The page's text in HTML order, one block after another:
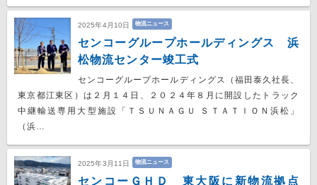
2025年4月10日 物流ニュース
センコーグループホールディングス 浜
松物流センター竣工式
センコーグループホールディングス（福田泰久社長、
東京都江東区）は２月１４日、２０２４年８月に開設したトラック
中継輸送専用大型施設「ＴＳＵＮＡＧＵ ＳＴＡＴＩＯＮ浜松」
（浜…
2025年3月11日 物流ニュース
センコーＧＨＤ 東大阪に新物流拠点